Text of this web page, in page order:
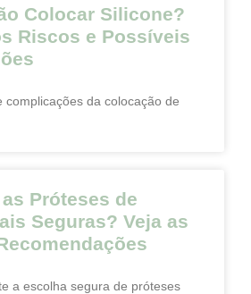
Colocar Silicone?
Riscos e Possíveis
complicações da colocação de
Próteses de
Seguras? Veja as
a escolha segura de próteses